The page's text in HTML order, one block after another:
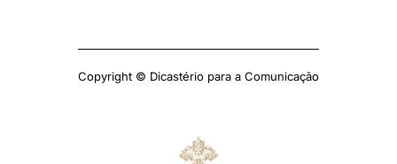
Copyright © Dicastério para a Comunicação